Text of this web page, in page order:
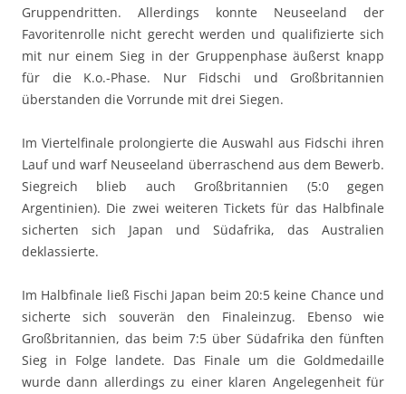
Gruppendritten. Allerdings konnte Neuseeland der
Favoritenrolle nicht gerecht werden und qualifizierte sich
mit nur einem Sieg in der Gruppenphase äußerst knapp
für die K.o.-Phase. Nur Fidschi und Großbritannien
überstanden die Vorrunde mit drei Siegen.
Im Viertelfinale prolongierte die Auswahl aus Fidschi ihren
Lauf und warf Neuseeland überraschend aus dem Bewerb.
Siegreich blieb auch Großbritannien (5:0 gegen
Argentinien). Die zwei weiteren Tickets für das Halbfinale
sicherten sich Japan und Südafrika, das Australien
deklassierte.
Im Halbfinale ließ Fischi Japan beim 20:5 keine Chance und
sicherte sich souverän den Finaleinzug. Ebenso wie
Großbritannien, das beim 7:5 über Südafrika den fünften
Sieg in Folge landete. Das Finale um die Goldmedaille
wurde dann allerdings zu einer klaren Angelegenheit für